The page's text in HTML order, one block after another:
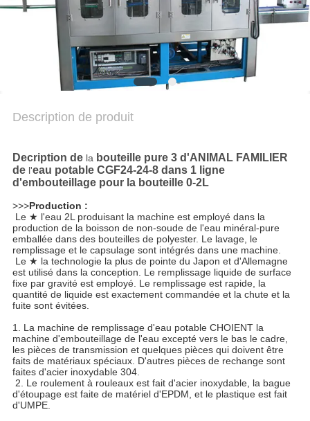
Description de produit
Decription dela bouteille pure 3 d'ANIMAL FAMILIER
del'eau potable CGF24-24-8 dans 1 ligne
d'embouteillage pour la bouteille 0-2L
>>>Production :
production de la boisson de non-soude de l'eau minéral-pure
emballée dans des bouteilles de polyester. Le lavage, le
remplissage et le capsulage sont intégrés dans une machine.
est utilisé dans la conception. Le remplissage liquide de surface
fixe par gravité est employé. Le remplissage est rapide, la
quantité de liquide est exactement commandée et la chute et la
fuite sont évitées.
1. La machine de remplissage d'eau potable CHOIENT la
machine d'embouteillage de l'eau excepté vers le bas le cadre,
les pièces de transmission et quelques pièces qui doivent être
faits de matériaux spéciaux. D'autres pièces de rechange sont
faites d'acier inoxydable 304.
d'étoupage est faite de matériel d'EPDM, et le plastique est fait
d'UMPE.